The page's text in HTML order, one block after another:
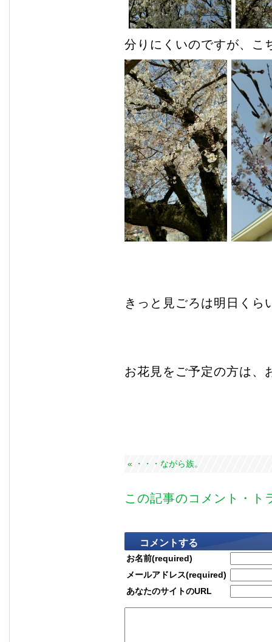
分りにくいのですが、こ
きっと見ごろは明日くら
お花見をご予定の方は、
« ・・・ながら族。
この記事のコメント・ト
コメントする
お名前(required)
メールアドレス(required)
あなたのサイトのURL